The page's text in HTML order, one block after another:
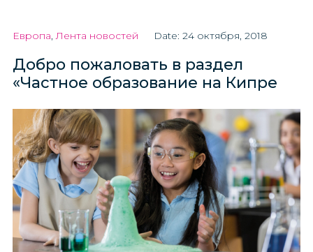
Европа,Лента новостей Date: 24 октября, 2018
Добро пожаловать в раздел
«Частное образование на Кипре